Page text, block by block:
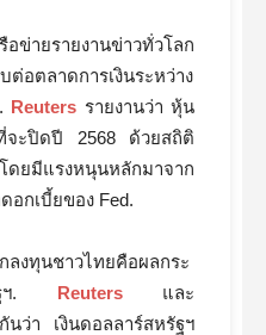
อข่ายรายงานข่าวทั่วโลก
อตลาดการเงินระหว่าง
Reuters รายงานว่า หุ้น
ที่จะปิดปี 2568 ด้วยสถิติ
ยมีแรงหนุนหลักมาจาก
อกเบี้ยของ Fed.
ลงทุนชาวไทยคือผลกระ
รัฐฯ. Reutersและ
นว่า เงินดอลลาร์สหรัฐฯ